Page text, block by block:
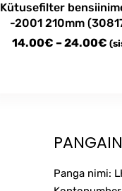
Kütusefilter
-2001 210mm
14.00€ –24.00€
Panga nimi: